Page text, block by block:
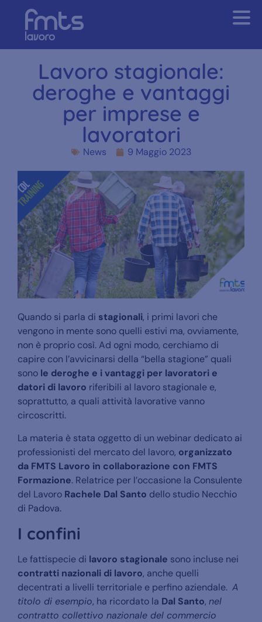
Lavoro stagionale:
deroghe e vantaggi
per imprese e
lavoratori
News 9 Maggio 2023
Quando si parla di stagionali, i primi lavori che
vengono in mente sono quelli estivi ma, ovviamente,
non è proprio così. Ad ogni modo, cerchiamo di
capire con l’avvicinarsi della “bella stagione” quali
sono le deroghe e i vantaggi per lavoratori e
datori di lavoro riferibili al lavoro stagionale e,
soprattutto, a quali attività lavorative vanno
circoscritti.
La materia è stata oggetto di un webinar dedicato ai
professionisti del mercato del lavoro, organizzato
da FMTS Lavoro in collaborazione con FMTS
Formazione. Relatrice per l’occasione la Consulente
del Lavoro Rachele Dal Santo dello studio Necchio
di Padova.
I confini
Le fattispecie di lavoro stagionale sono incluse nei
contratti nazionali di lavoro, anche quelli
decentrati a livelli territoriale e perfino aziendale. A
titolo di esempio, ha ricordato la Dal Santo, nel
contratto collettivo nazionale del commercio